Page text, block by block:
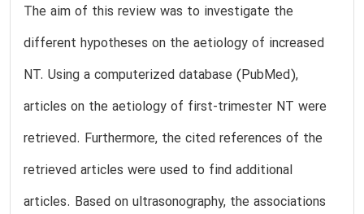
The aim of this review was to investigate the
different hypotheses on the aetiology of increased
NT. Using a computerized database (PubMed),
articles on the aetiology of first-trimester NT were
retrieved. Furthermore, the cited references of the
retrieved articles were used to find additional
articles. Based on ultrasonography, the associations